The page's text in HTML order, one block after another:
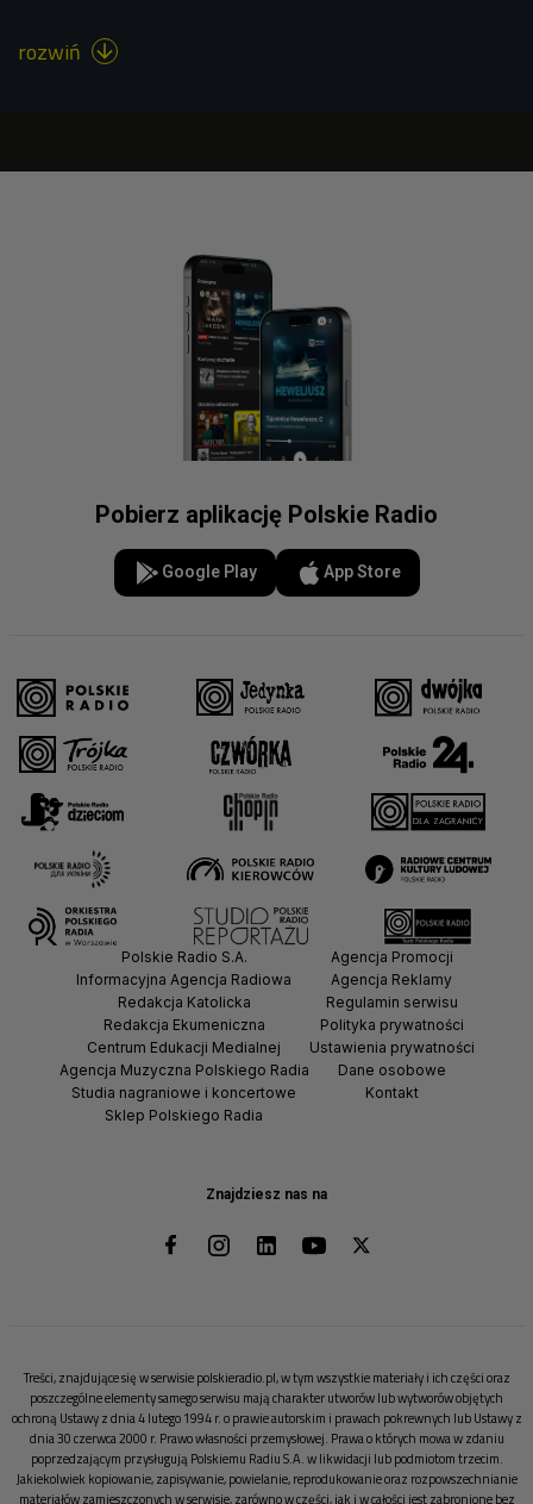
rozwiń 
Pobierz aplikację Polskie Radio
Google Play App Store
Znajdziesz nas na
Polskie Radio S.A.
Informacyjna Agencja Radiowa
Redakcja Katolicka
Redakcja Ekumeniczna
Centrum Edukacji Medialnej
Agencja Muzyczna Polskiego Radia
Studia nagraniowe i koncertowe
Sklep Polskiego Radia
Agencja Promocji
Agencja Reklamy
Regulamin serwisu
Polityka prywatności
Ustawienia prywatności
Dane osobowe
Kontakt
Treści, znajdujące się w serwisie polskieradio.pl, w tym wszystkie materiały i ich części oraz
poszczególne elementy samego serwisu mają charakter utworów lub wytworów objętych
ochroną Ustawy z dnia 4 lutego 1994 r. o prawie autorskim i prawach pokrewnych lub Ustawy z
dnia 30 czerwca 2000 r. Prawo własności przemysłowej. Prawa o których mowa w zdaniu
poprzedzającym przysługują Polskiemu Radiu S.A. w likwidacji lub podmiotom trzecim.
Jakiekolwiek kopiowanie, zapisywanie, powielanie, reprodukowanie oraz rozpowszechnianie
materiałów zamieszczonych w serwisie, zarówno w części, jak i w całości jest zabronione bez